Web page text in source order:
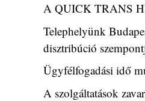
A QUICK TRANS
Telephelyünk
disztribúció
Ügyfélfogadási idő
A szolgáltatások